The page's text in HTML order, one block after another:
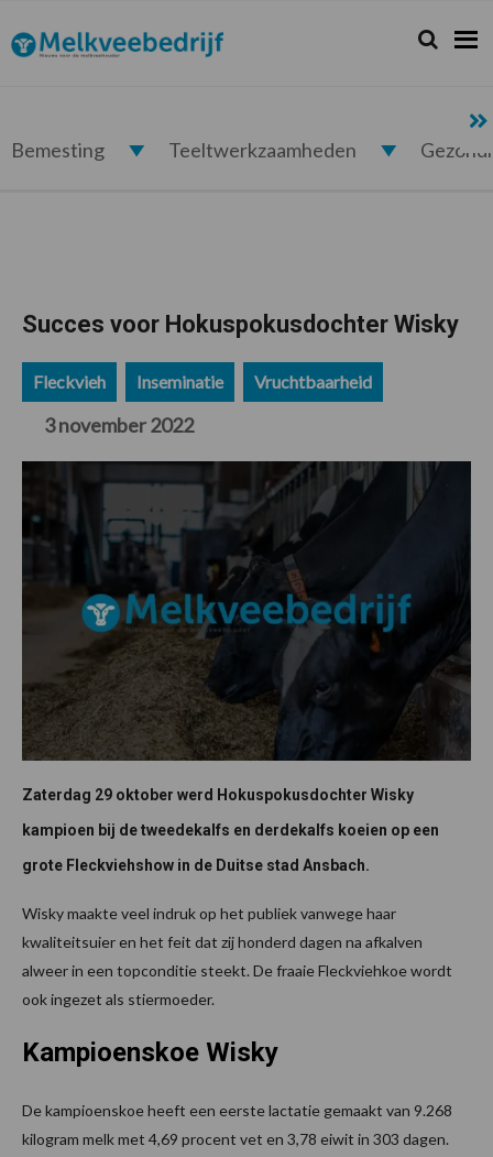
de
hoofdnavigatie
de
hoofd
de
eerste
de
voettekst
Melkveebedrijf.nl Zoeken...
Zoek
Bemesting Teeltwerkzaamheden
Succes voor Hokuspokusdochter Wisky
Fleckvieh Inseminatie Vruchtbaarheid
3 november 2022
Zaterdag 29 oktober werd Hokuspokusdochter Wisky
kampioen bij de tweedekalfs en derdekalfs koeien op een
grote Fleckviehshow in de Duitse stad Ansbach.
Wisky maakte veel indruk op het publiek vanwege haar
kwaliteitsuier en het feit dat zij honderd dagen na afkalven
alweer in een topconditie steekt. De fraaie Fleckviehkoe wordt
ook ingezet als stiermoeder.
Kampioenskoe Wisky
De kampioenskoe heeft een eerste lactatie gemaakt van 9.268
kilogram melk met 4,69 procent vet en 3,78 eiwit in 303 dagen.